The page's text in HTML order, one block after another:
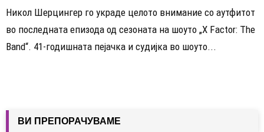
Никол Шерцингер го украде целото внимание со аутфитот
во последната епизода од сезоната на шоуто „X Factor: The
Band“. 41-годишната пејачка и судијка во шоуто...
ВИ ПРЕПОРАЧУВАМЕ